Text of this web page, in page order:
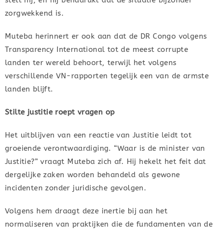
zorgwekkend is.
Muteba herinnert er ook aan dat de DR Congo volgens
Transparency International tot de meest corrupte
landen ter wereld behoort, terwijl het volgens
verschillende VN-rapporten tegelijk een van de armste
landen blijft.
Stilte justitie roept vragen op
Het uitblijven van een reactie van Justitie leidt tot
groeiende verontwaardiging. “Waar is de minister van
Justitie?” vraagt Muteba zich af. Hij hekelt het feit dat
dergelijke zaken worden behandeld als gewone
incidenten zonder juridische gevolgen.
Volgens hem draagt deze inertie bij aan het
normaliseren van praktijken die de fundamenten van de